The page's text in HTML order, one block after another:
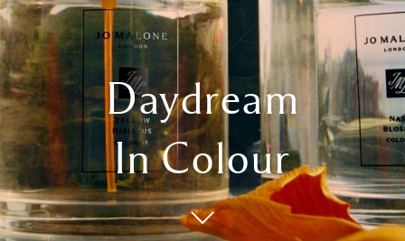
Daydream
In Colour